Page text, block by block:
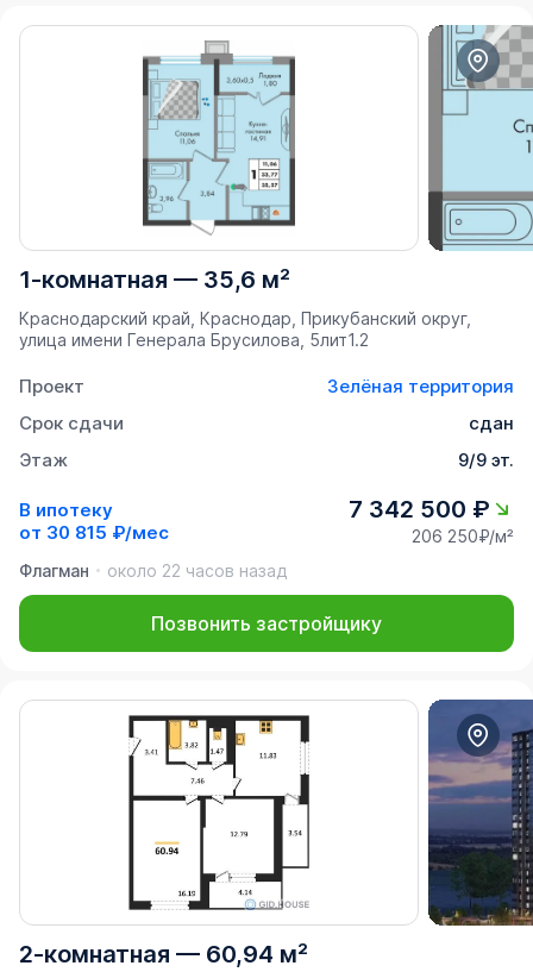
1-комнатная — 35,6 м²
Краснодарский край, Краснодар, Прикубанский округ,
улица имени Генерала Брусилова, 5лит1.2
Проект
Зелёная территория
Срок сдачи
сдан
Этаж
9/9 эт.
В ипотеку
от 30 815 ₽/мес
7 342 500 ₽
206 250₽/м²
Флагман
около 22 часов назад
Позвонить застройщику
2-комнатная — 60,94 м²